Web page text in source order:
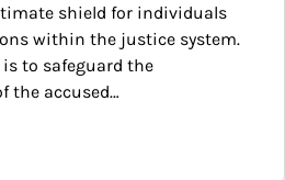
shield for individuals
within the justice system.
to safeguard the
the accused…